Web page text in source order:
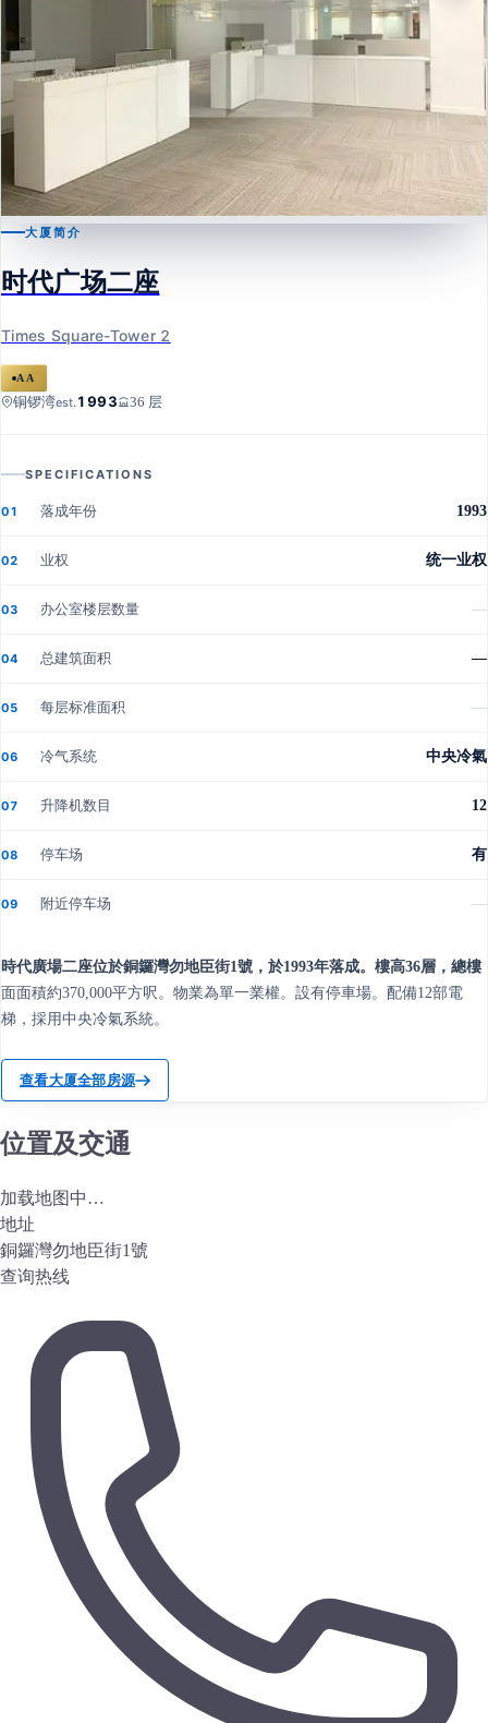
时代广场二座
Times Square-Tower 2
大厦简介
时代广场二座
Times Square-Tower 2
AA
铜锣湾est.1993 36 层
SPECIFICATIONS
01 落成年份 1993
02 业权 统一业权
03 办公室楼层数量 —
04 总建筑面积 —
05 每层标准面积 —
06 冷气系统 中央冷氣
07 升降机数目 12
08 停车场 有
09 附近停车场 —
時代廣場二座位於銅鑼灣勿地臣街1號，於1993年落成。樓高36層，總樓
面面積約370,000平方呎。物業為單一業權。設有停車場。配備12部電
梯，採用中央冷氣系統。
查看大厦全部房源
位置及交通
加载地图中…
地址
銅鑼灣勿地臣街1號
查询热线